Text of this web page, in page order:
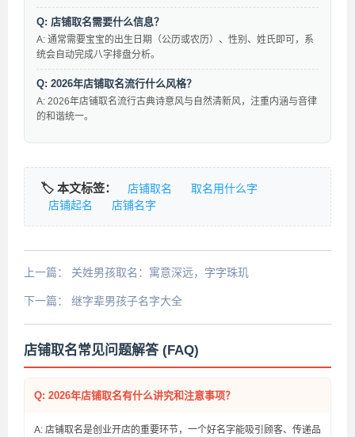
Q: 店铺取名需要什么信息？
A: 通常需要宝宝的出生日期（公历或农历）、性别、姓氏即可，系
统会自动完成八字排盘分析。
Q: 2026年店铺取名流行什么风格？
A: 2026年店铺取名流行古典诗意风与自然清新风，注重内涵与音律
的和谐统一。
🏷️ 本文标签： 店铺取名
取名用什么字
店铺起名
店铺名字
上一篇： 关姓男孩取名：寓意深远，字字珠玑
下一篇： 继字辈男孩子名字大全
店铺取名常见问题解答 (FAQ)
Q: 2026年店铺取名有什么讲究和注意事项？
A: 店铺取名是创业开店的重要环节，一个好名字能吸引顾客、传递品